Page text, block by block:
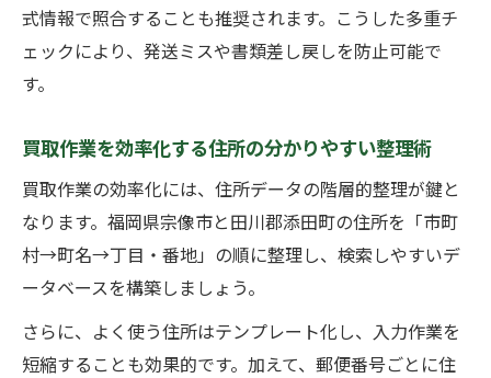
式情報で照合することも推奨されます。こうした多重チ
ェックにより、発送ミスや書類差し戻しを防止可能で
す。
買取作業を効率化する住所の分かりやすい整理術
買取作業の効率化には、住所データの階層的整理が鍵と
なります。福岡県宗像市と田川郡添田町の住所を「市町
村→町名→丁目・番地」の順に整理し、検索しやすいデ
ータベースを構築しましょう。
さらに、よく使う住所はテンプレート化し、入力作業を
短縮することも効果的です。加えて、郵便番号ごとに住